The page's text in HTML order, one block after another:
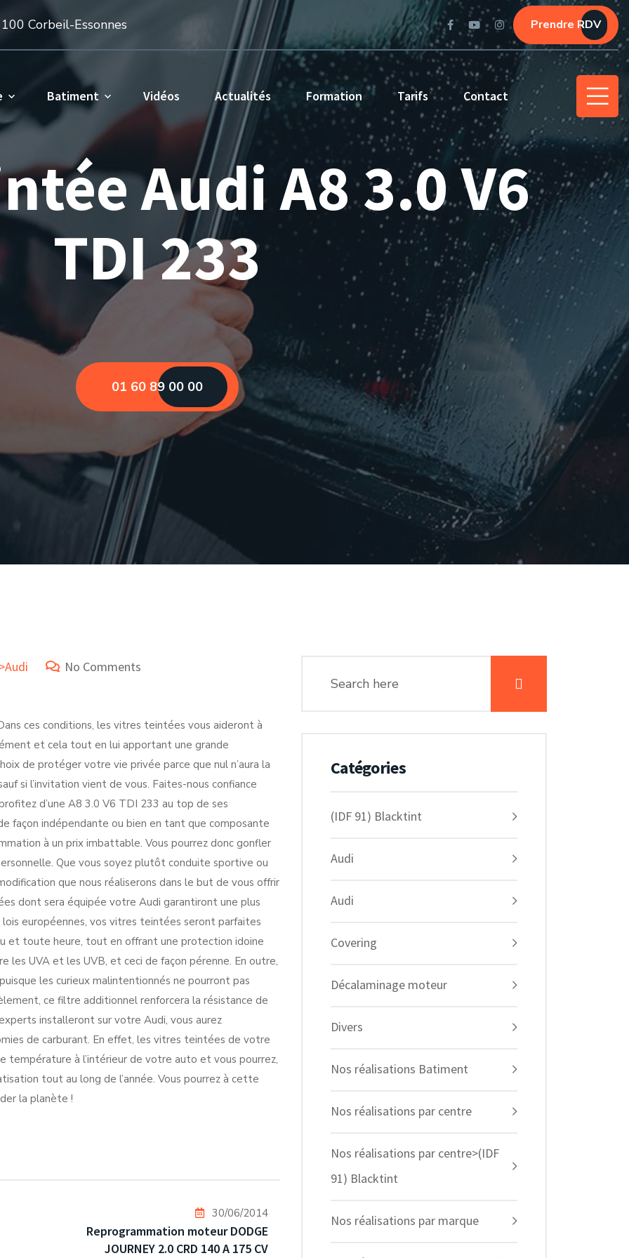
Corbeil-Essonnes Prendre RDV
Batiment Vidéos Actualités Formation Tarifs Contact
Audi A8 3.0 V6
TDI 233
01 60 89 00 00
No Comments
ces conditions, les vitres teintées vous aideront à
et cela tout en lui apportant une grande
de protéger votre vie privée parce que nul n’aura la
si l’invitation vient de vous. Faites-nous confiance
d’une A8 3.0 V6 TDI 233 au top de ses
façon indépendante ou bien en tant que composante
à un prix imbattable. Vous pourrez donc gonfler
Que vous soyez plutôt conduite sportive ou
que nous réaliserons dans le but de vous offrir
dont sera équipée votre Audi garantiront une plus
européennes, vos vitres teintées seront parfaites
et toute heure, tout en offrant une protection idoine
les UVA et les UVB, et ceci de façon pérenne. En outre,
les curieux malintentionnés ne pourront pas
ce filtre additionnel renforcera la résistance de
installeront sur votre Audi, vous aurez
de carburant. En effet, les vitres teintées de votre
température à l’intérieur de votre auto et vous pourrez,
tout au long de l’année. Vous pourrez à cette
la planète !
30/06/2014
Reprogrammation moteur DODGE
JOURNEY 2.0 CRD 140 A 175 CV
Catégories
(IDF 91) Blacktint
Audi
Audi
Covering
Décalaminage moteur
Divers
Nos réalisations Batiment
Nos réalisations par centre
Nos réalisations par centre>(IDF
91) Blacktint
Nos réalisations par marque